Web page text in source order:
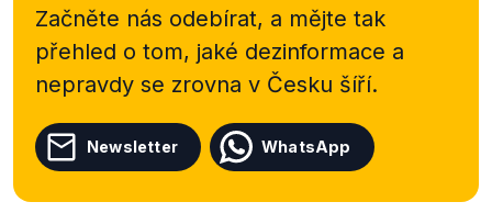
Začněte nás odebírat, a mějte tak
přehled o tom, jaké dezinformace a
nepravdy se zrovna v Česku šíří.
Newsletter WhatsApp